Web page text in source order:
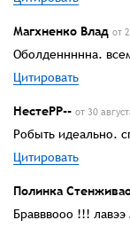
Магхненко Влад от
Оболденнннна.
Цитировать
НестеРР-- от 30
Робыть идеально.
Цитировать
Полинка
Бравввооо !!!